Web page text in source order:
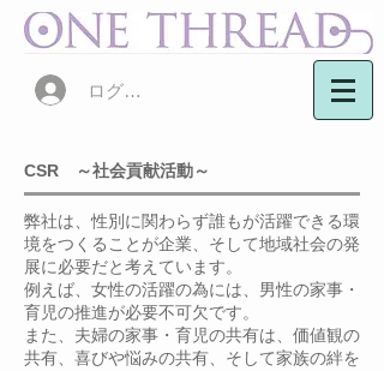
ログイン
CSR ～社会貢献活動～
弊社は、性別に関わらず誰もが活躍できる環
境をつくることが企業、そして地域社会の発
展に必要だと考えています。
例えば、女性の活躍の為には、男性の家事・
育児の推進が必要不可欠です。
また、夫婦の家事・育児の共有は、価値観の
共有、喜びや悩みの共有、そして家族の絆を